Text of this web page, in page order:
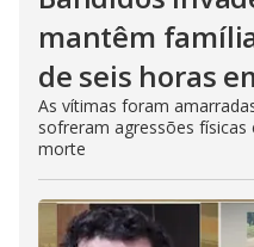
mantêm
de seis horas
As vítimas foram
sofreram agressões
morte